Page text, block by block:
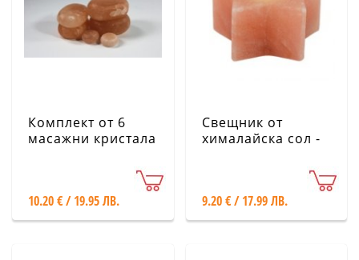
Комплект от 6
масажни кристала
10.20 € / 19.95 ЛВ.
Свещник от
хималайска сол -
9.20 € / 17.99 ЛВ.